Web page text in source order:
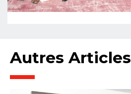
Autres Articles